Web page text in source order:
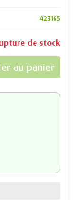
423165
de stock
au panier